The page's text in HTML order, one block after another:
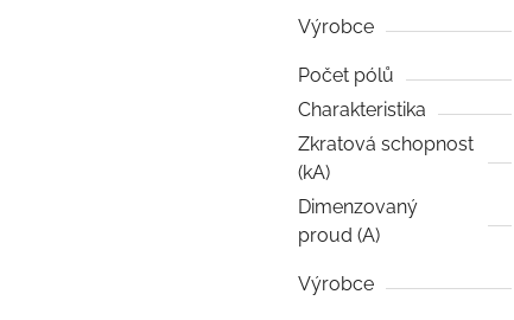
Výrobce
Počet pólů
Charakteristika
Zkratová schopnost
(kA)
Dimenzovaný
proud (A)
Výrobce